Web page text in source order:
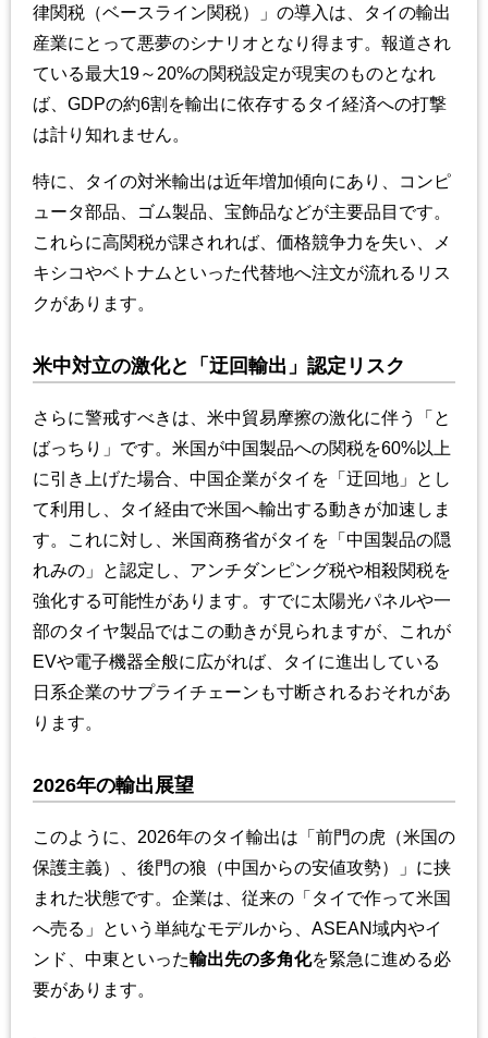
律関税（ベースライン関税）」の導入は、タイの輸出
産業にとって悪夢のシナリオとなり得ます。報道され
ている最大19～20%の関税設定が現実のものとなれ
ば、GDPの約6割を輸出に依存するタイ経済への打撃
は計り知れません。
特に、タイの対米輸出は近年増加傾向にあり、コンピ
ュータ部品、ゴム製品、宝飾品などが主要品目です。
これらに高関税が課されれば、価格競争力を失い、メ
キシコやベトナムといった代替地へ注文が流れるリス
クがあります。
米中対立の激化と「迂回輸出」認定リスク
さらに警戒すべきは、米中貿易摩擦の激化に伴う「と
ばっちり」です。米国が中国製品への関税を60%以上
に引き上げた場合、中国企業がタイを「迂回地」とし
て利用し、タイ経由で米国へ輸出する動きが加速しま
す。これに対し、米国商務省がタイを「中国製品の隠
れみの」と認定し、アンチダンピング税や相殺関税を
強化する可能性があります。すでに太陽光パネルや一
部のタイヤ製品ではこの動きが見られますが、これが
EVや電子機器全般に広がれば、タイに進出している
日系企業のサプライチェーンも寸断されるおそれがあ
ります。
2026年の輸出展望
このように、2026年のタイ輸出は「前門の虎（米国の
保護主義）、後門の狼（中国からの安値攻勢）」に挟
まれた状態です。企業は、従来の「タイで作って米国
へ売る」という単純なモデルから、ASEAN域内やイ
ンド、中東といった輸出先の多角化を緊急に進める必
要があります。